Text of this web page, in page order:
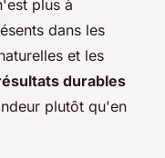
plus à
dans les
et les
durables
plutôt qu'en